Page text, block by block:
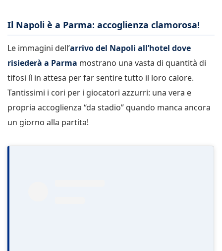
Il Napoli è a Parma: accoglienza clamorosa!
Le immagini dell’arrivo del Napoli all’hotel dove
risiederà a Parma mostrano una vasta di quantità di
tifosi lì in attesa per far sentire tutto il loro calore.
Tantissimi i cori per i giocatori azzurri: una vera e
propria accoglienza “da stadio” quando manca ancora
un giorno alla partita!